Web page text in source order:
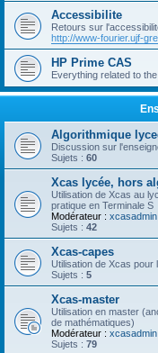
Accessibilite
Retours sur
http://www-fourier.ujf-
HP Prime CAS
Everything related to
Algorithmique
Discussion sur
Sujets : 60
Xcas lycée, hors
Utilisation de Xcas au
pratique en Terminale S
Modérateur : xcasadmin
Sujets : 42
Xcas-capes
Utilisation de Xcas pour
Sujets : 5
Xcas-master
Utilisation en master
de mathématiques)
Modérateur : xcasadmin
Sujets : 79